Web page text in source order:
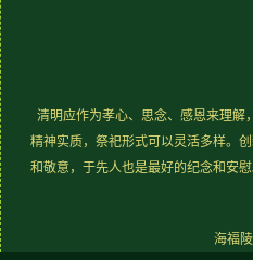
清明应作为孝心、思念、感恩来理解
精神实质，祭祀形式可以灵活多样。
和敬意，于先人也是最好的纪念和安慰
海福